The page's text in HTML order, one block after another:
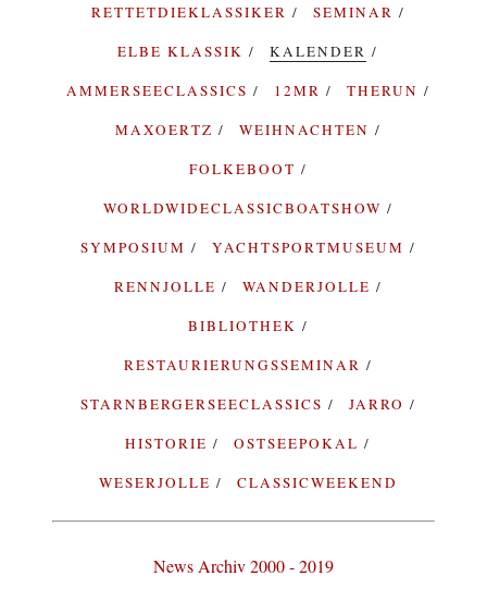
RETTETDIEKLASSIKER
SEMINAR
ELBE KLASSIK
KALENDER
AMMERSEECLASSICS
12MR
THERUN
MAXOERTZ
WEIHNACHTEN
FOLKEBOOT
WORLDWIDECLASSICBOATSHOW
SYMPOSIUM
YACHTSPORTMUSEUM
RENNJOLLE
WANDERJOLLE
BIBLIOTHEK
RESTAURIERUNGSSEMINAR
STARNBERGERSEECLASSICS
JARRO
HISTORIE
OSTSEEPOKAL
WESERJOLLE
CLASSICWEEKEND
News Archiv 2000 - 2019